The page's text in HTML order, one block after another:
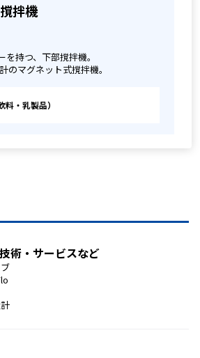
拌機
持つ、下部撹拌機。
のマグネット式撹拌機。
・乳製品）
術・サービスなど